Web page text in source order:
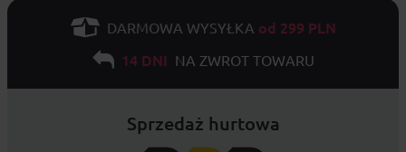
DARMOWA WYSYŁKA od 299 PLN
14 DNI NA ZWROT TOWARU
Sprzedaż hurtowa